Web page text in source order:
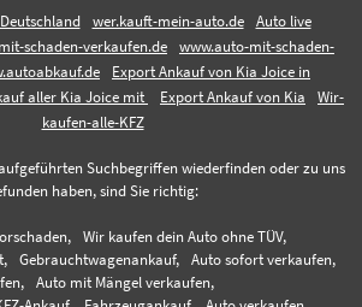
wer.kauft-mein-auto.de
Auto live
schaden-verkaufen.de
www.auto-mit-schaden-
Export Ankauf von Kia Joice in
aller Kia Joice mit Export Ankauf von Kia
Wir-
kaufen-alle-KFZ
Suchbegriffen wiederfinden oder zu uns
haben, sind Sie richtig:
Wir kaufen dein Auto ohne TÜV,
Gebrauchtwagenankauf,
Auto sofort verkaufen,
Auto mit Mängel verkaufen,